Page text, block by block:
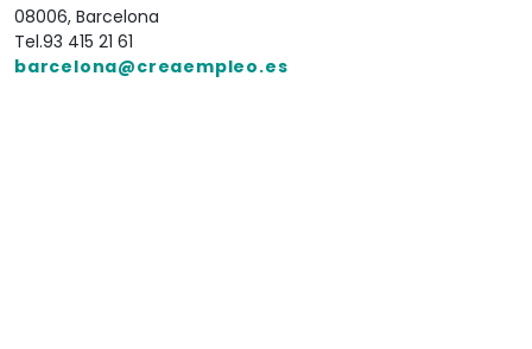
08006, Barcelona
Tel.93 415 21 61
barcelona@creaempleo.es